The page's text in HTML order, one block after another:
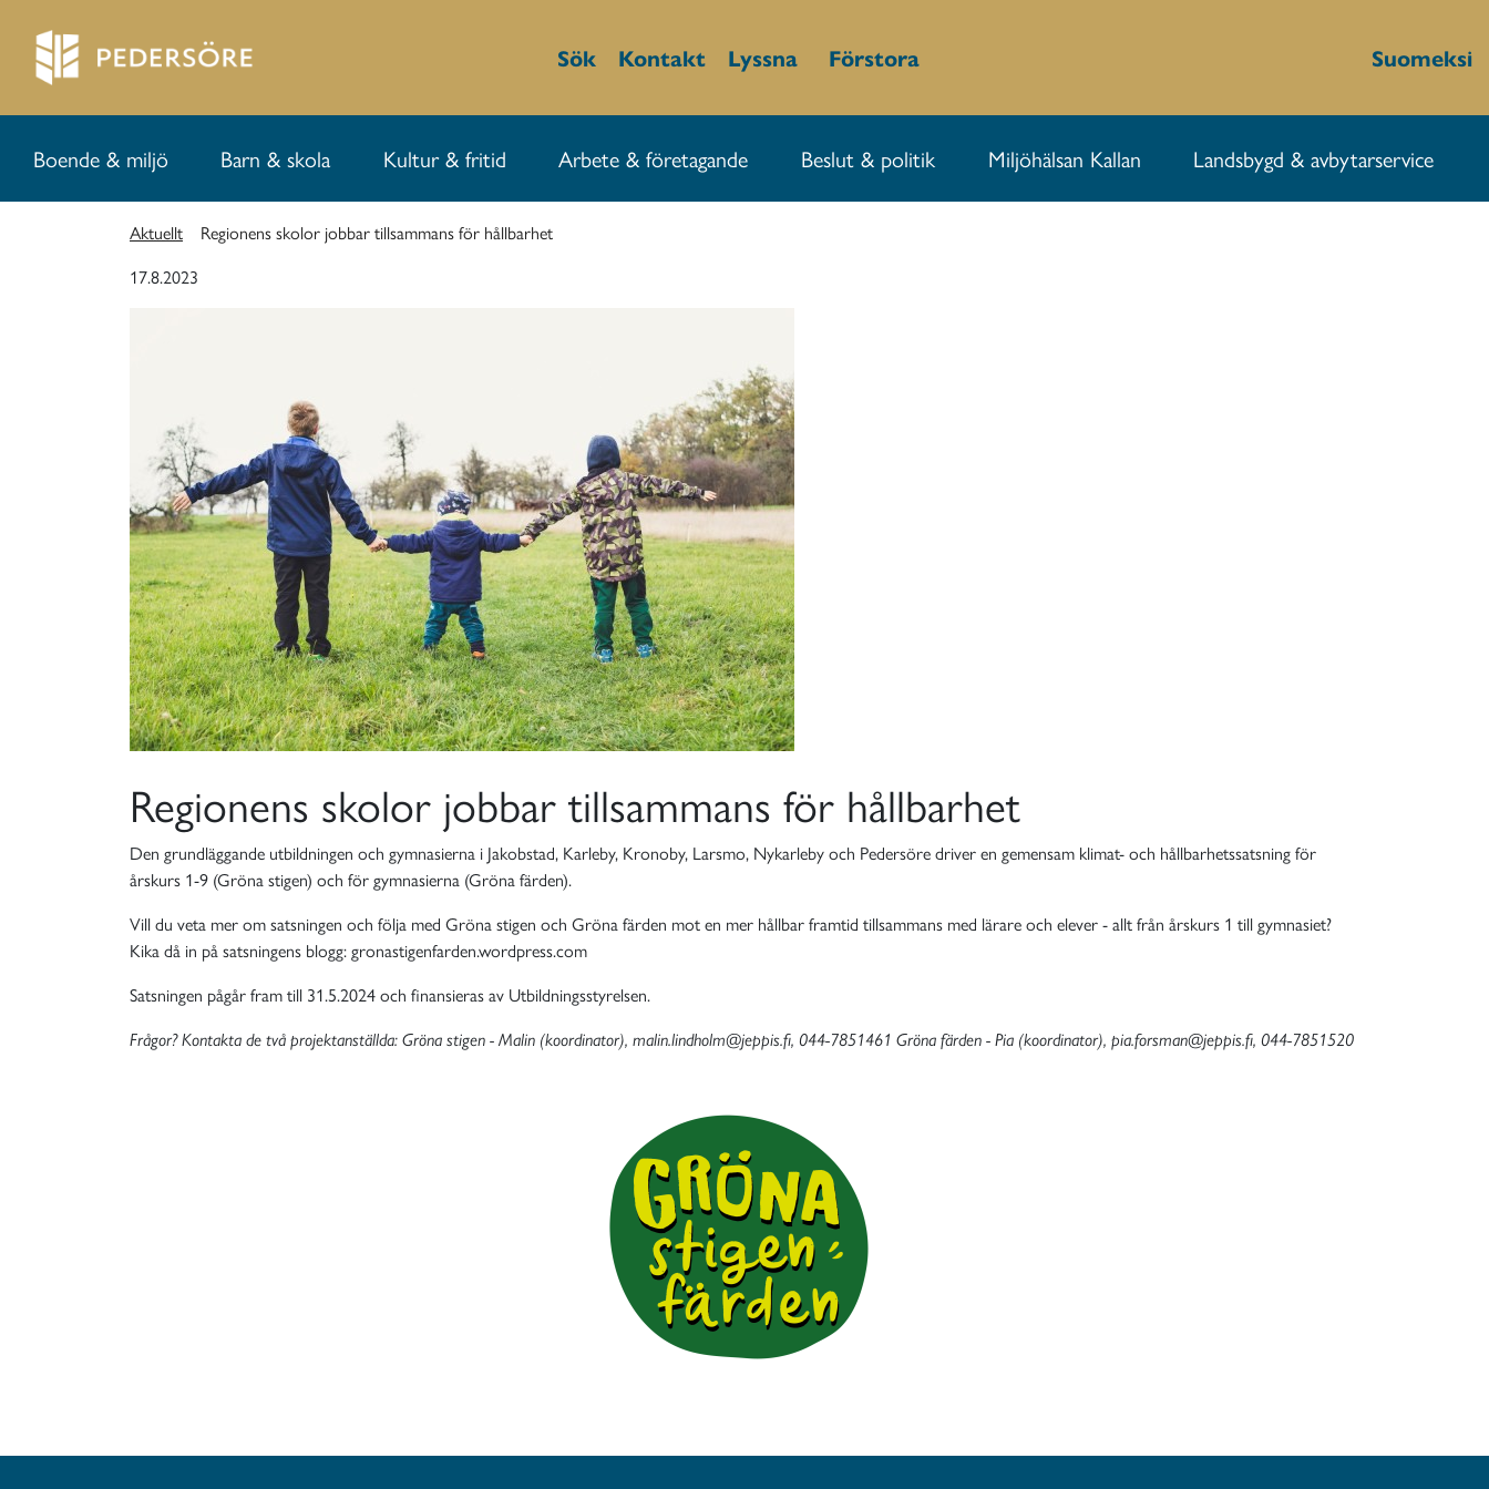
Sök Kontakt Lyssna Förstora Suomeksi
Boende & miljö Barn & skola Kultur & fritid Arbete & företagande Beslut & politik Miljöhälsan Kallan Landsbygd & avbytarservice
Aktuellt
Regionens skolor jobbar tillsammans för hållbarhet
17.8.2023
Regionens skolor jobbar tillsammans för hållbarhet
Den grundläggande utbildningen och gymnasierna i Jakobstad, Karleby, Kronoby, Larsmo, Nykarleby och Pedersöre driver en gemensam klimat- och hållbarhetssatsning för
årskurs 1-9 (Gröna stigen) och för gymnasierna (Gröna färden).
Vill du veta mer om satsningen och följa med Gröna stigen och Gröna färden mot en mer hållbar framtid tillsammans med lärare och elever - allt från årskurs 1 till gymnasiet?
Kika då in på satsningens blogg: gronastigenfarden.wordpress.com
Satsningen pågår fram till 31.5.2024 och finansieras av Utbildningsstyrelsen.
Frågor? Kontakta de två projektanställda: Gröna stigen - Malin (koordinator), malin.lindholm@jeppis.fi, 044-7851461 Gröna färden - Pia (koordinator), pia.forsman@jeppis.fi, 044-7851520